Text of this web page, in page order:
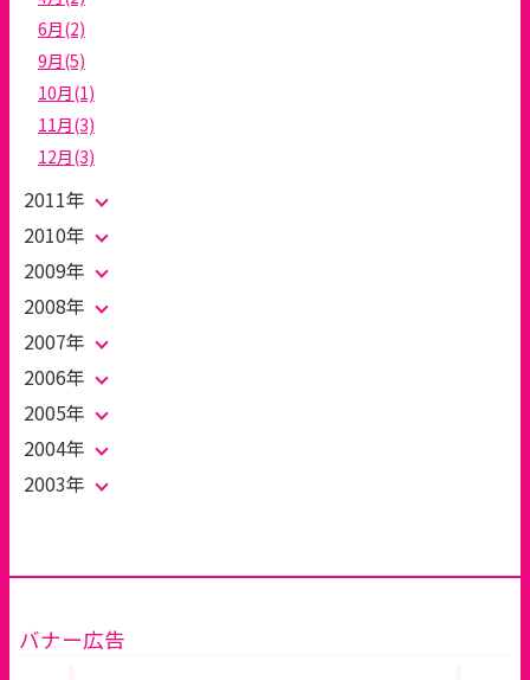
6月(2)
9月(5)
10月(1)
11月(3)
12月(3)
2011年
2010年
2009年
2008年
2007年
2006年
2005年
2004年
2003年
バナー広告